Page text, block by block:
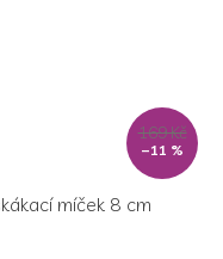
169 Kč
–11 %
míček 8 cm